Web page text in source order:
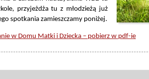
przyjeżdża tu z młodzieżą już
spotkania zamieszczamy poniżej.
w Domu Matki i Dziecka – pobierz w pdf-ie